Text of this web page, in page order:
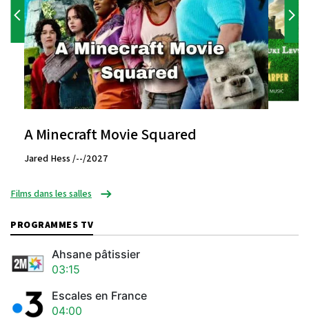
A Minecraft Movie Squared
Jared Hess /--/2027
Films dans les salles
PROGRAMMES TV
Ahsane pâtissier
03:15
Escales en France
04:00